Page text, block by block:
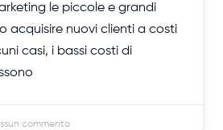
le piccole e grandi
acquisire nuovi clienti a costi
casi, i bassi costi di
commento